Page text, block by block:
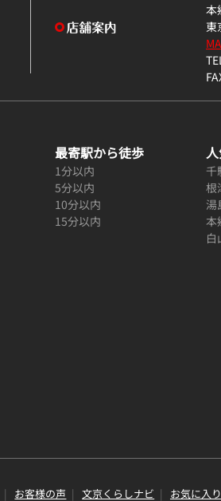
本
東
最寄駅から徒歩
1分以内
5分以内
10分以内
15分以内
千
根
湯
本
白
お客様の声 文京くらしナビ お気に入